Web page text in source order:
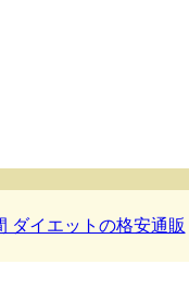
ダイエットの格安通販